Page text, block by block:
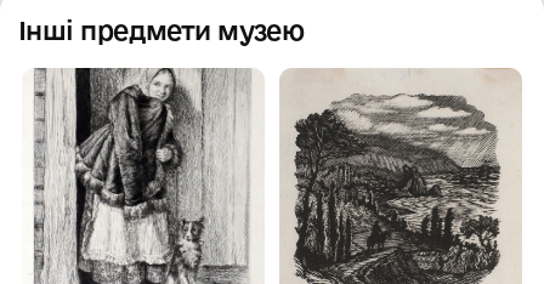
Інші предмети музею